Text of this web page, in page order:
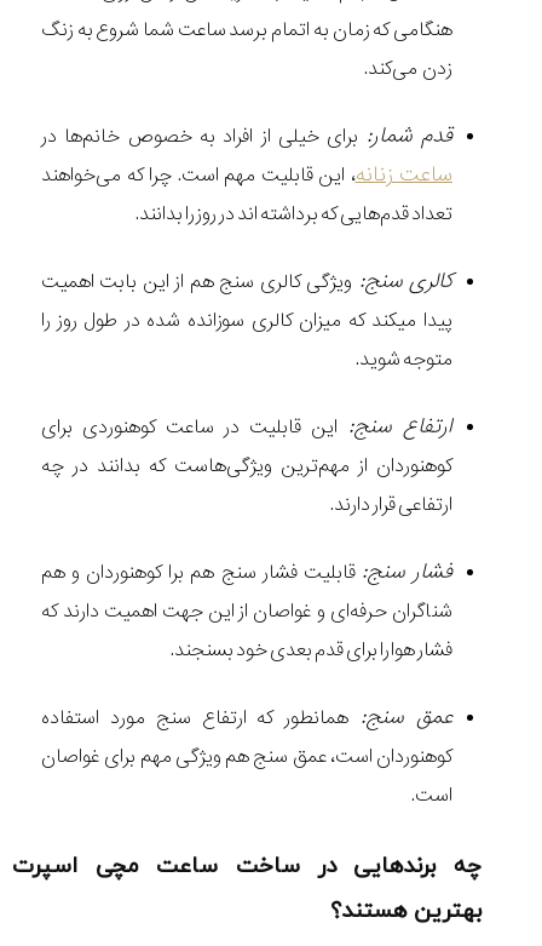
هنگامی که زمان به اتمام برسد ساعت شما شروع به زنگ
زدن می‌کند.
قدم شمار: برای خیلی از افراد به خصوص خانم‌ها در
ساعت زنانه، این قابلیت مهم است. چرا که می‌خواهند
تعداد قدم‌هایی که برداشته اند در روز را بدانند.
کالری سنج: ویژگی کالری سنج هم از این بابت اهمیت
پیدا میکند که میزان کالری سوزانده شده در طول روز را
متوجه شوید.
ارتفاع سنج: این قابلیت در ساعت کوهنوردی برای
کوهنوردان از مهم‌ترین ویژگی‌هاست که بدانند در چه
ارتفاعی قرار دارند.
فشار سنج: قابلیت فشار سنج هم برا کوهنوردان و هم
شناگران حرفه‌ای و غواصان از این جهت اهمیت دارند که
فشار هوا را برای قدم بعدی خود بسنجند.
عمق سنج: همانطور که ارتفاع سنج مورد استفاده
کوهنوردان است، عمق سنج هم ویژگی مهم برای غواصان
است.
چه برندهایی در ساخت ساعت مچی اسپرت
بهترین هستند؟